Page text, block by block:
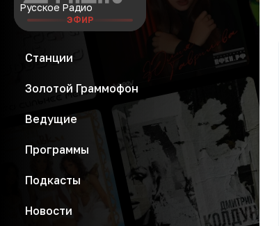
Русское Радио
ЭФИР
Станции
Золотой Граммофон
Ведущие
Программы
Подкасты
Новости